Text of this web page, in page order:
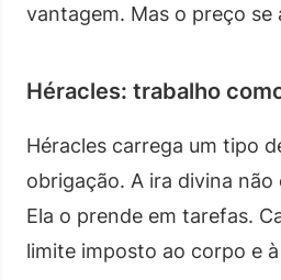
vantagem. Mas o preço se
Héracles: trabalho
Héracles carrega um tipo
obrigação. A ira divina
Ela o prende em tarefas.
limite imposto ao corpo e